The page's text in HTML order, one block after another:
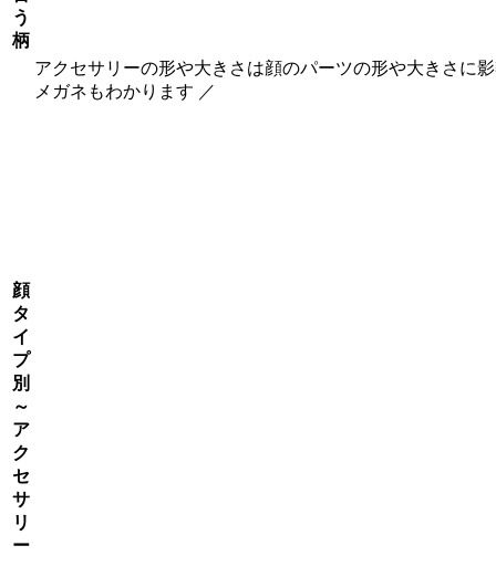
う
柄
顔
タ
イ
プ
別
～
ア
ク
セ
サ
リ
ー
アクセサリーの形や大きさは顔のパーツの形や大きさに
メガネもわかります ／